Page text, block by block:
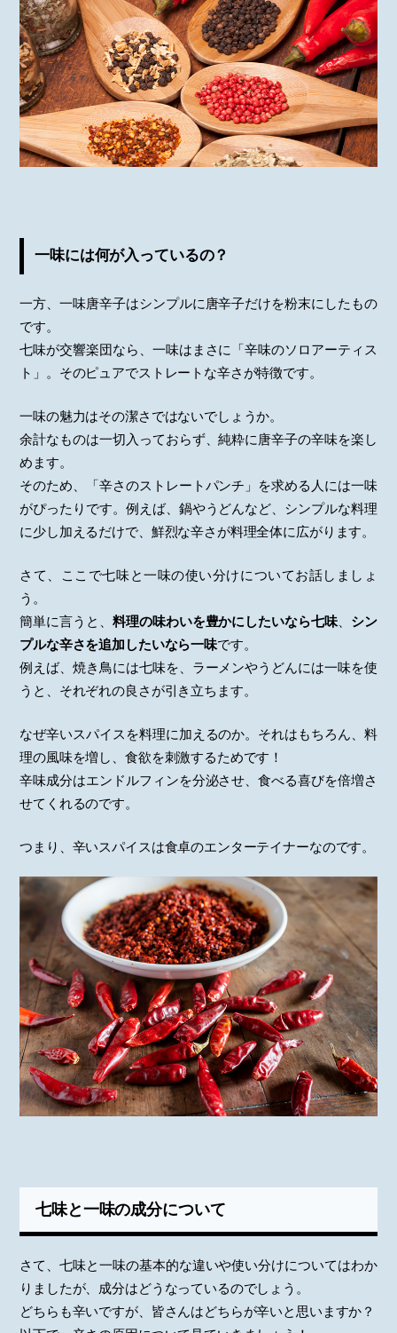
一味には何が入っているの？
一方、一味唐辛子はシンプルに唐辛子だけを粉末にしたもの
です。
七味が交響楽団なら、一味はまさに「辛味のソロアーティス
ト」。そのピュアでストレートな辛さが特徴です。
一味の魅力はその潔さではないでしょうか。
余計なものは一切入っておらず、純粋に唐辛子の辛味を楽し
めます。
そのため、「辛さのストレートパンチ」を求める人には一味
がぴったりです。例えば、鍋やうどんなど、シンプルな料理
に少し加えるだけで、鮮烈な辛さが料理全体に広がります。
さて、ここで七味と一味の使い分けについてお話しましょ
う。
簡単に言うと、 料理の味わいを豊かにしたいなら七味
シン
プルな辛さを追加したいなら一味です。
例えば、焼き鳥には七味を、ラーメンやうどんには一味を使
うと、それぞれの良さが引き立ちます。
なぜ辛いスパイスを料理に加えるのか。それはもちろん、料
理の風味を増し、食欲を刺激するためです！
辛味成分はエンドルフィンを分泌させ、食べる喜びを倍増さ
せてくれるのです。
つまり、辛いスパイスは食卓のエンターテイナーなのです。
七味と一味の成分について
さて、七味と一味の基本的な違いや使い分けについてはわか
りましたが、成分はどうなっているのでしょう。
どちらも辛いですが、皆さんはどちらが辛いと思いますか？